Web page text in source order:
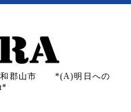
和郡山市 *(A)明日への